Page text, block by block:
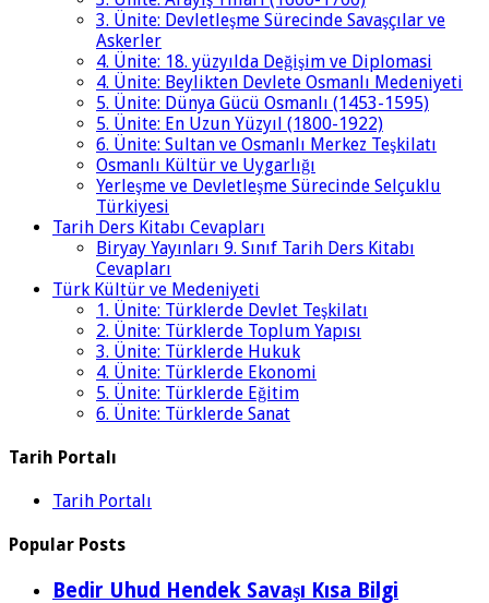
3. Ünite: Devletleşme Sürecinde Savaşçılar ve
Askerler
4. Ünite: 18. yüzyılda Değişim ve Diplomasi
4. Ünite: Beylikten Devlete Osmanlı Medeniyeti
5. Ünite: Dünya Gücü Osmanlı (1453-1595)
5. Ünite: En Uzun Yüzyıl (1800-1922)
6. Ünite: Sultan ve Osmanlı Merkez Teşkilatı
Osmanlı Kültür ve Uygarlığı
Yerleşme ve Devletleşme Sürecinde Selçuklu
Türkiyesi
Tarih Ders Kitabı Cevapları
Biryay Yayınları 9. Sınıf Tarih Ders Kitabı
Cevapları
Türk Kültür ve Medeniyeti
1. Ünite: Türklerde Devlet Teşkilatı
2. Ünite: Türklerde Toplum Yapısı
3. Ünite: Türklerde Hukuk
4. Ünite: Türklerde Ekonomi
5. Ünite: Türklerde Eğitim
6. Ünite: Türklerde Sanat
Tarih Portalı
Tarih Portalı
Popular Posts
Bedir Uhud Hendek Savaşı Kısa Bilgi